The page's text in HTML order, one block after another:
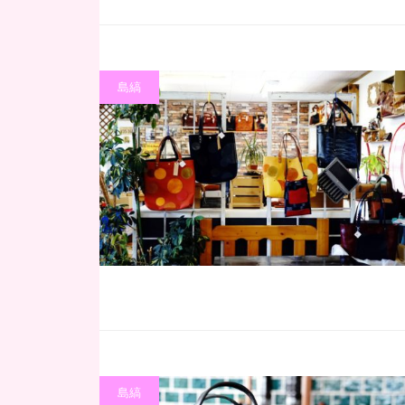
島縞
島縞